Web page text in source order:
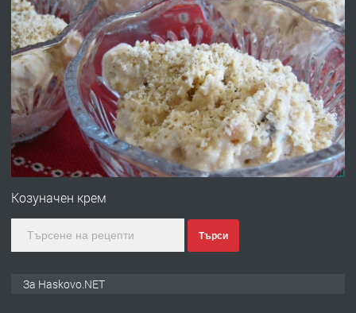
ХАСКОВО
преди 4 дни
ПРЕДЛАГА Давам гараж под наем
преди 4 дни
ПРЕДЛАГА
№4120 Магазин/Офис под наем в кв.
Козуначен крем
Търси
За Haskovo.NET